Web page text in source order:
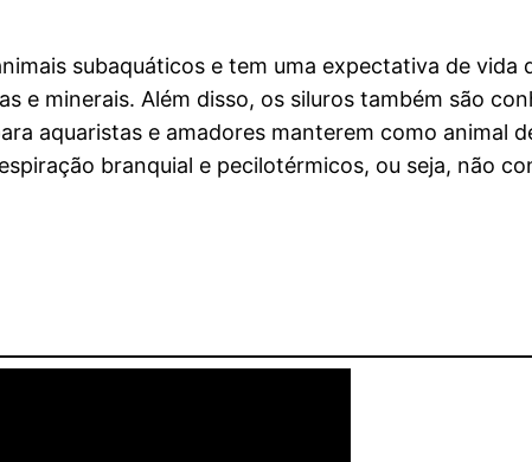
subaquáticos e tem uma expectativa de
e minerais. Além disso, os siluros também são
aquaristas e amadores manterem como animal
branquial e pecilotérmicos, ou seja, não